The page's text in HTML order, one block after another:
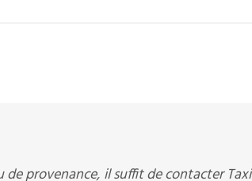
provenance, il suffit de contacter Taxi